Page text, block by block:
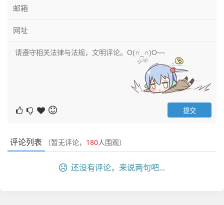
评论列表 （暂无评论， 180人围观）
还没有评论，来说两句吧...